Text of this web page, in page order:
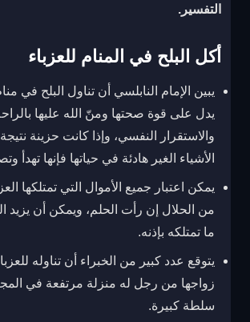
التفسير.
أكل البلح في المنام للعزباء
يبين الإمام النابلسي أن تناول البلح في
يدل على قوة صحتها ومنّ الله عليها
والاستقرار النفسي، وإذا كانت حزينة
الأشياء الغير هادئة في حياتها فإنها تهدأ
يمكن اعتبار جميع الأموال التي تمتلكها
من الحلال إن رأت الحلم، ويمكن أن يزيد
ما تمتلكه بإذنه.
يتوقع عدد كبير من الخبراء أن تناوله
زواجها من رجل له منزلة مرتفعة في
سلطة كبيرة.